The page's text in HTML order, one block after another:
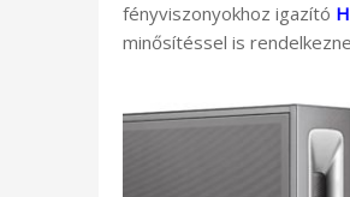
fényviszonyokhoz igazító
minősítéssel is